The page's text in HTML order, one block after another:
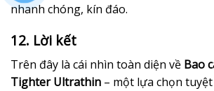
nhanh chóng, kín đáo.
12. Lời kết
Trên đây là cái nhìn toàn diện về Bao
Tighter Ultrathin – một lựa chọn